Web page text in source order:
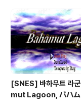
[SNES] 바하무트 라
mut Lagoon, バハム